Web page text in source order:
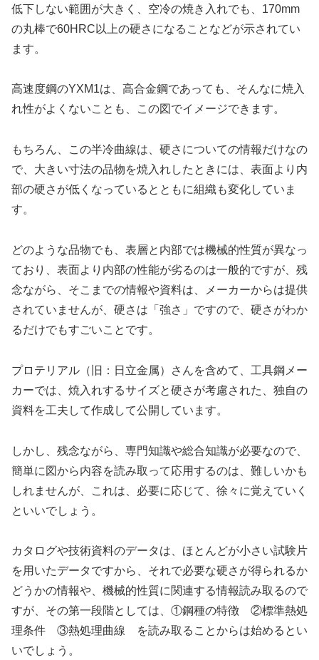
低下しない範囲が大きく、空冷の焼き入れでも、170mm
の丸棒で60HRC以上の硬さになることなどが示されてい
ます。
高速度鋼のYXM1は、高合金鋼であっても、そんなに焼入
れ性がよくないことも、この図でイメージできます。
もちろん、この半冷曲線は、硬さについての情報だけなの
で、大きい寸法の品物を焼入れしたときには、表面より内
部の硬さが低くなっているとともに組織も変化していま
す。
どのような品物でも、表層と内部では機械的性質が異なっ
ており、表面より内部の性能が劣るのは一般的ですが、残
念ながら、そこまでの情報や資料は、メーカーからは提供
されていませんが、硬さは「強さ」ですので、硬さがわか
るだけでもすごいことです。
プロテリアル（旧：日立金属）さんを含めて、工具鋼メー
カーでは、焼入れするサイズと硬さが考慮された、独自の
資料を工夫して作成して公開しています。
しかし、残念ながら、専門知識や総合知識が必要なので、
簡単に図から内容を読み取って応用するのは、難しいかも
しれませんが、これは、必要に応じて、徐々に覚えていく
といいでしょう。
カタログや技術資料のデータは、ほとんどが小さい試験片
を用いたデータですから、それで必要な硬さが得られるか
どうかの情報や、機械的性質に関連する情報読み取るので
すが、その第一段階としては、①鋼種の特徴 ②標準熱処
理条件 ③熱処理曲線 を読み取ることからは始めるとい
いでしょう。